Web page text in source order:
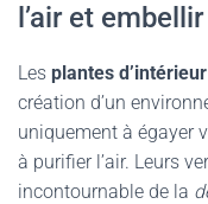
l’air et
Les plantes d’intérieur
création d’un
uniquement à égayer
à purifier l’air. Leurs
incontournable de la